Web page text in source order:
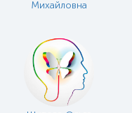
Михайловна